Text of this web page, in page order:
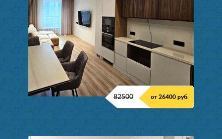
82500 от 26400 руб.